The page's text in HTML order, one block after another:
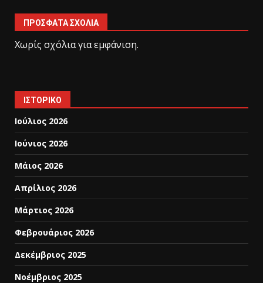
ΠΡΌΣΦΑΤΑ ΣΧΌΛΙΑ
Χωρίς σχόλια για εμφάνιση.
ΙΣΤΟΡΙΚΌ
Ιούλιος 2026
Ιούνιος 2026
Μάιος 2026
Απρίλιος 2026
Μάρτιος 2026
Φεβρουάριος 2026
Δεκέμβριος 2025
Νοέμβριος 2025